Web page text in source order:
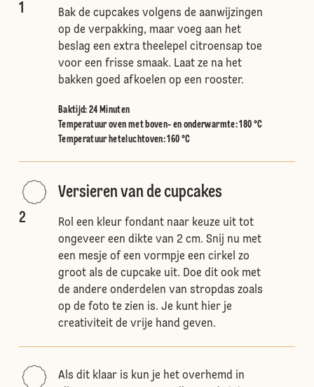
1
Bak de cupcakes volgens de aanwijzingen
op de verpakking, maar voeg aan het
beslag een extra theelepel citroensap toe
voor een frisse smaak. Laat ze na het
bakken goed afkoelen op een rooster.
Baktijd: 24 Minuten
Temperatuur oven met boven- en onderwarmte:180 °C
Temperatuur heteluchtoven:160 °C
2
Versieren van de cupcakes
Rol een kleur fondant naar keuze uit tot
ongeveer een dikte van 2 cm. Snij nu met
een mesje of een vormpje een cirkel zo
groot als de cupcake uit. Doe dit ook met
de andere onderdelen van stropdas zoals
op de foto te zien is. Je kunt hier je
creativiteit de vrije hand geven.
Als dit klaar is kun je het overhemd in